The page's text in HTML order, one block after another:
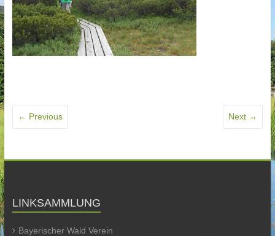
← Previous Next →
LINKSAMMLUNG
Bayerischer Wald Verein